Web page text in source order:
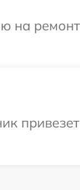
на ремонт